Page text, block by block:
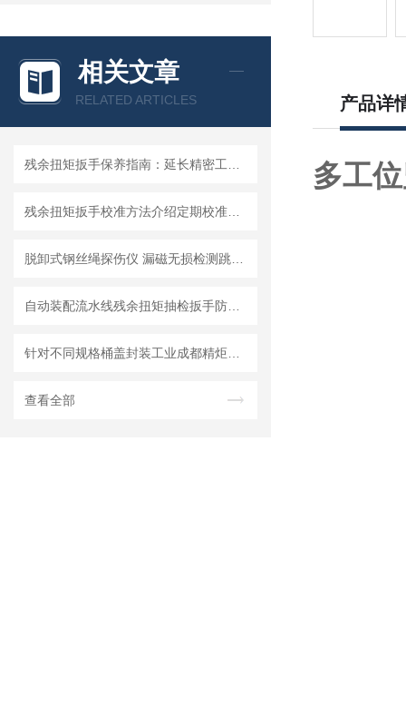
相关文章
RELATED ARTICLES
查看全部
产品详
多工